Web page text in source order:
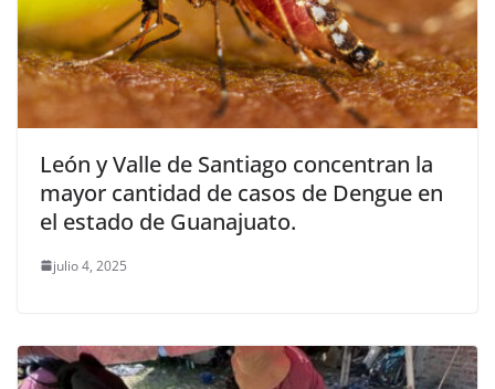
León y Valle de Santiago concentran la
mayor cantidad de casos de Dengue en
el estado de Guanajuato.
julio 4, 2025